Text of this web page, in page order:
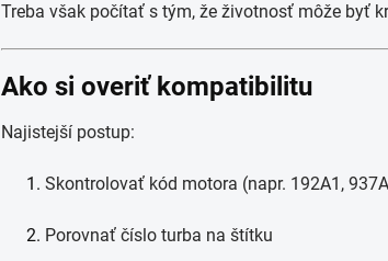
Treba však počítať s tým, že životnosť môže byť
Ako si overiť kompatibilitu
Najistejší postup:
Skontrolovať kód motora (napr. 192A1,
Porovnať číslo turba na štítku